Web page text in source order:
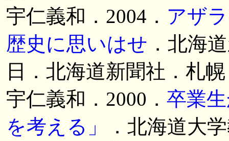
宇仁義和．2004． アザ
歴史に思いはせ ．北海
日．北海道新聞社．札
宇仁義和．2000． 卒業
を考える」
．北海道大